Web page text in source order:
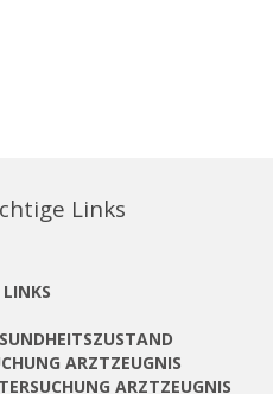
Links
ARZTZEUGNIS
ARZTZEUGNIS